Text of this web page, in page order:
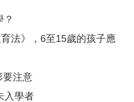
？
法》，6至15歲的孩子應
注意
入學者